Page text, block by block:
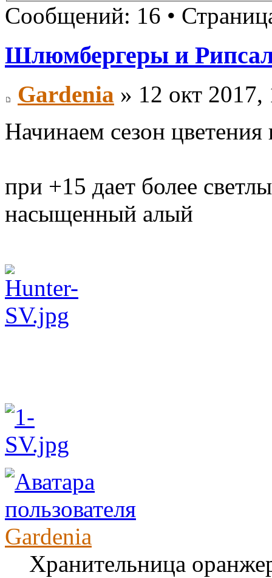
Сообщений: 16 •
Шлюмбергеры и
Gardenia » 12 окт 2017,
Начинаем сезон
при +15 дает более
насыщенный алый
Gardenia
Хранительница